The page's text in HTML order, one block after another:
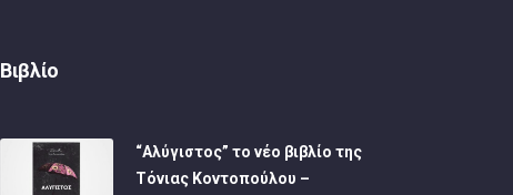
Βιβλίο
“Αλύγιστος” το νέο βιβλίο της
Τόνιας Κοντοπούλου –